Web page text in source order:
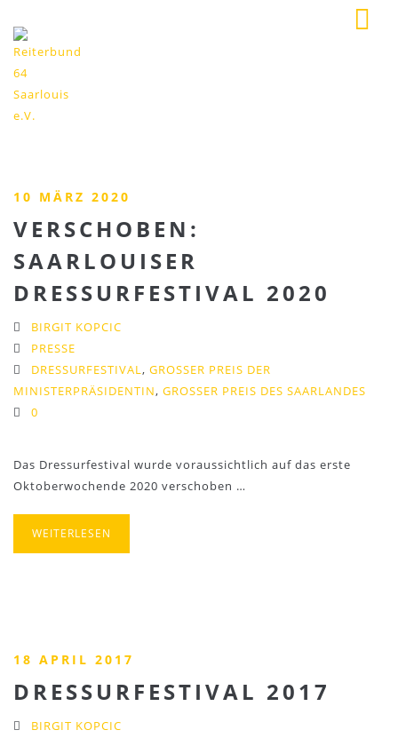
10 MÄRZ 2020
VERSCHOBEN:
SAARLOUISER
DRESSURFESTIVAL 2020
BIRGIT KOPCIC
PRESSE
DRESSURFESTIVAL, GROSSER PREIS DER M
INISTERPRÄSIDENTIN
, GROSSER PREIS DES SAARLANDES
0
Das Dressurfestival wurde voraussichtlich auf das erste
Oktoberwochende 2020 verschoben …
WEITERLESEN
18 APRIL 2017
DRESSURFESTIVAL 2017
BIRGIT KOPCIC